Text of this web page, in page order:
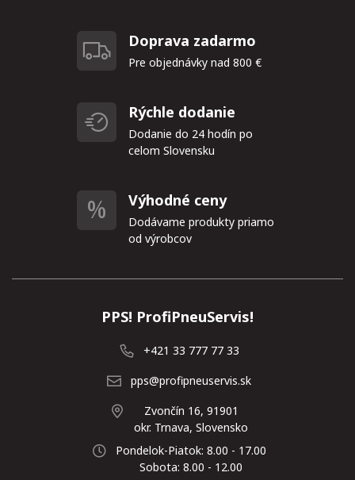
Doprava zadarmo
Pre objednávky nad 800 €
Rýchle dodanie
Dodanie do 24 hodín po
celom Slovensku
Výhodné ceny
Dodávame produkty priamo
od výrobcov
PPS! ProfiPneuServis!
+421 33 777 77 33
pps@profipneuservis.sk
Zvončín 16, 91901
okr. Trnava, Slovensko
Pondelok-Piatok: 8.00 - 17.00
Sobota: 8.00 - 12.00